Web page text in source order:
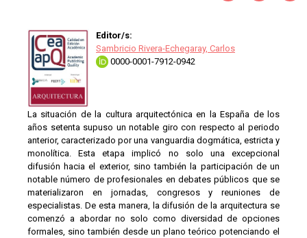
Editor/s:
Sambricio Rivera-Echegaray, Carlos
0000-0001-7912-0942
La situación de la cultura arquitectónica en la España de los
años setenta supuso un notable giro con respecto al periodo
anterior, caracterizado por una vanguardia dogmática, estricta y
monolítica. Esta etapa implicó no solo una excepcional
difusión hacia el exterior, sino también la participación de un
notable número de profesionales en debates públicos que se
materializaron en jornadas, congresos y reuniones de
especialistas. De esta manera, la difusión de la arquitectura se
comenzó a abordar no solo como diversidad de opciones
formales, sino también desde un plano teórico potenciando el